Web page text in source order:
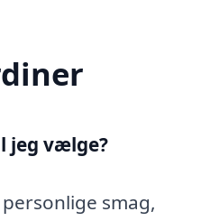
jeg vælge?
smag,